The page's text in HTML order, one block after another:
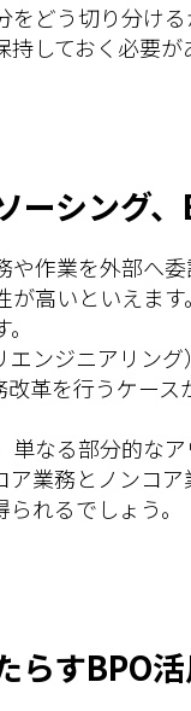
どう切り分け
しておく必要
ーシング
や作業を外部へ
が高いといえま
エンジニアリン
革を行うケー
単なる部分的な
ア業務とノンコ
れるでしょう。
らすBPO